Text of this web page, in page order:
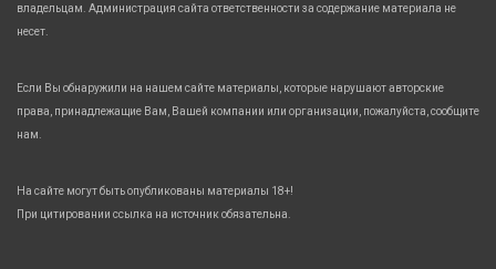
владельцам. Администрация сайта ответственности за содержание материала не
несет.
Если Вы обнаружили на нашем сайте материалы, которые нарушают авторские
права, принадлежащие Вам, Вашей компании или организации, пожалуйста, сообщите
нам.
На сайте могут быть опубликованы материалы 18+!
При цитировании ссылка на источник обязательна.